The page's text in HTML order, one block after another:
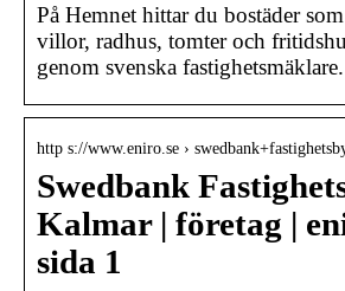
På Hemnet hittar du bostäder
villor, radhus, tomter och
genom svenska fastighetsmäklare.
http s://www.eniro.se ›
Swedbank
Kalmar | företag |
sida 1